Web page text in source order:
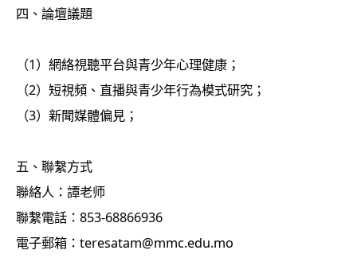
四、論壇議題
（1）網絡視聽平台與青少年心理健康；
（2）短視頻、直播與青少年行為模式研究；
（3）新聞媒體偏見；
五、聯繫方式
聯絡人：譚老师
聯繫電話：853-68866936
電子郵箱：teresatam@mmc.edu.mo